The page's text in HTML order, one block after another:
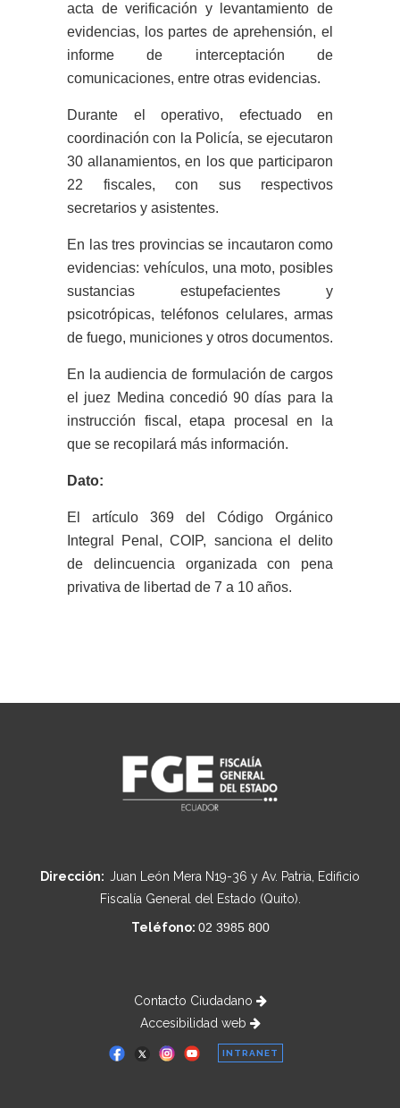
acta de verificación y levantamiento de
evidencias, los partes de aprehensión, el
informe de interceptación de
comunicaciones, entre otras evidencias.
Durante el operativo, efectuado en
coordinación con la Policía, se ejecutaron
30 allanamientos, en los que participaron
22 fiscales, con sus respectivos
secretarios y asistentes.
En las tres provincias se incautaron como
evidencias: vehículos, una moto, posibles
sustancias estupefacientes y
psicotrópicas, teléfonos celulares, armas
de fuego, municiones y otros documentos.
En la audiencia de formulación de cargos
el juez Medina concedió 90 días para la
instrucción fiscal, etapa procesal en la
que se recopilará más información.
Dato:
El artículo 369 del Código Orgánico
Integral Penal, COIP, sanciona el delito
de delincuencia organizada con pena
privativa de libertad de 7 a 10 años.
Dirección: Juan León Mera N19-36 y Av. Patria, Edificio
Fiscalía General del Estado (Quito).
Teléfono: 02 3985 800
Contacto Ciudadano
Accesibilidad web
INTRANET